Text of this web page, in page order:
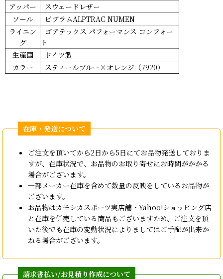
アッパー
スウェードレザー
ソール
ビブラムALPTRAC NUMEN
ライニン
グ
ゴアテックス パフォーマンス コンフォー
ト
生産国
ドイツ製
カラー
スティールブルー×オレンジ（7920）
ご注文を頂いてから2日から5日にてお品物発送しておりま
すが、在庫状況で、お品物のお取り寄せにお時間がかかる
場合がございます。
一部メーカー在庫を含めて数量の反映をしているお品物が
ございます。
お品物はカモシカスポーツ実店舗・Yahoo!ショッピング店
と在庫を併売している商品もございますため、ご注文を頂
いた後でも在庫の変動状況によりましてはご手配が出来か
ねる場合がございます。